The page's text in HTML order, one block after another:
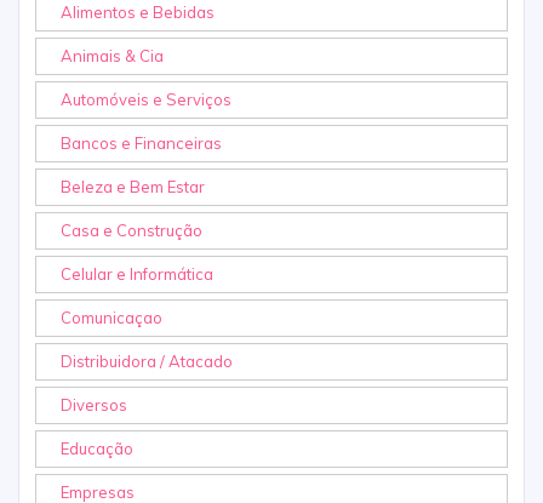
Alimentos e Bebidas
Animais & Cia
Automóveis e Serviços
Bancos e Financeiras
Beleza e Bem Estar
Casa e Construção
Celular e Informática
Comunicaçao
Distribuidora / Atacado
Diversos
Educação
Empresas